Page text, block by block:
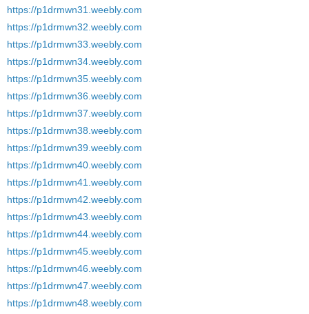
https://p1drmwn31.weebly.com
https://p1drmwn32.weebly.com
https://p1drmwn33.weebly.com
https://p1drmwn34.weebly.com
https://p1drmwn35.weebly.com
https://p1drmwn36.weebly.com
https://p1drmwn37.weebly.com
https://p1drmwn38.weebly.com
https://p1drmwn39.weebly.com
https://p1drmwn40.weebly.com
https://p1drmwn41.weebly.com
https://p1drmwn42.weebly.com
https://p1drmwn43.weebly.com
https://p1drmwn44.weebly.com
https://p1drmwn45.weebly.com
https://p1drmwn46.weebly.com
https://p1drmwn47.weebly.com
https://p1drmwn48.weebly.com